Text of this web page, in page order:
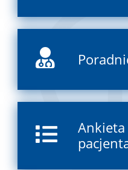
Ankieta